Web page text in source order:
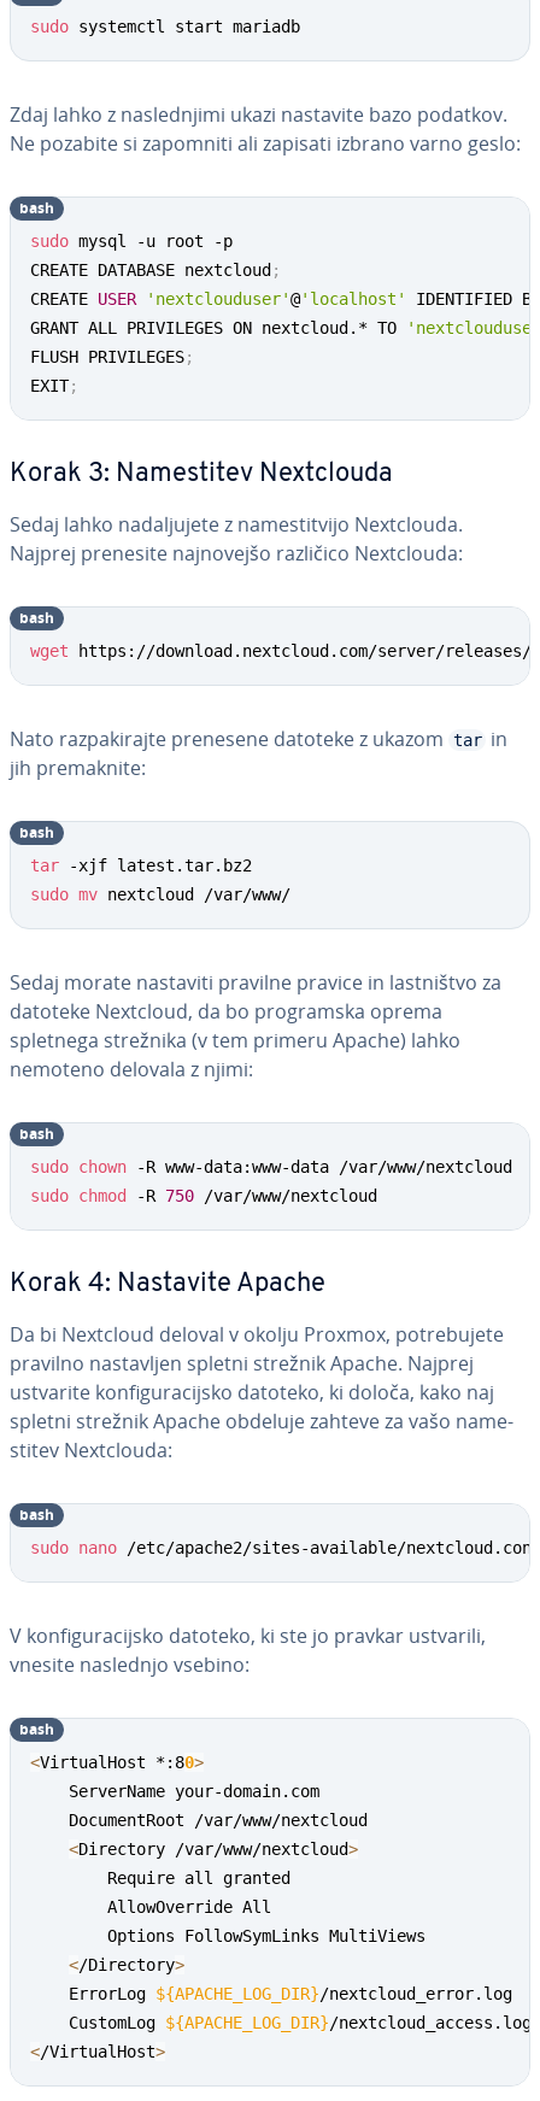
sudo systemctl start mariadb
Zdaj lahko z na­sle­dnji­mi ukazi nastavite bazo podatkov.
Ne pozabite si zapomniti ali zapisati izbrano varno geslo:
sudo mysql -u root -p
CREATE DATABASE nextcloud ;
CREATE USER 'nextclouduser'@'localhost'
IDENTIFIED
GRANT ALL PRIVILEGES ON nextcloud.* TO
FLUSH PRIVILEGES;
EXIT;
bash
Korak 3: Na­me­sti­tev Ne­xt­clo­u­da
Sedaj lahko na­da­lju­je­te z na­me­sti­tvi­jo Ne­xt­clo­u­da.
Najprej prenesite naj­no­vej­šo različico Ne­xt­clo­u­da:
wget https://download.nextcloud.com/server/
bash
Nato raz­pa­ki­raj­te prenesene datoteke z ukazom tar in
jih pre­ma­kni­te:
tar
sudo mv nextcloud /var/www/
bash
Sedaj morate nastaviti pravilne pravice in la­stni­štvo za
datoteke Nextcloud, da bo pro­gram­ska oprema
spletnega strežnika (v tem primeru Apache) lahko
nemoteno delovala z njimi:
sudo chown
sudo chmod -R 750 /var/www/nextcloud
bash
Korak 4: Nastavite Apache
Da bi Nextcloud deloval v okolju Proxmox, po­tre­bu­je­te
pravilno na­sta­vljen spletni strežnik Apache. Najprej
ustvarite kon­fi­gu­ra­cij­sko datoteko, ki določa, kako naj
spletni strežnik Apache obdeluje zahteve za vašo na­me­
sti­tev Ne­xt­clo­u­da:
sudo nano /etc/apache2/sites-available/nextcloud.conf
bash
V kon­fi­gu­ra­cij­sko datoteko, ki ste jo pravkar ustvarili,
vnesite naslednjo vsebino:
<VirtualHost *:80>
    ServerName your-domain.com
    DocumentRoot /var/www/nextcloud
<Directory /var/www/nextcloud>
        Require all granted
        AllowOverride All
        Options FollowSymLinks MultiViews
</Directory>
    ErrorLog
${APACHE_LOG_DIR}/nextcloud_error.log
    CustomLog
${APACHE_LOG_DIR}
</VirtualHost>
bash